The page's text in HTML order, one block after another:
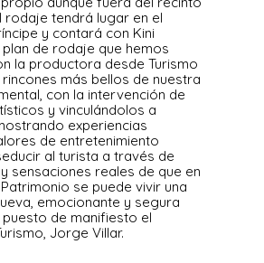
rodaje tendrá lugar en el
y contará con Kini
plan de rodaje que hemos
la productora desde Turismo
más bellos de nuestra
con la intervención de
y vinculándolos a
experiencias
de entretenimiento
al turista a través de
sensaciones reales de que en
se puede vivir una
emocionante y segura
puesto de manifiesto el
Jorge Villar.